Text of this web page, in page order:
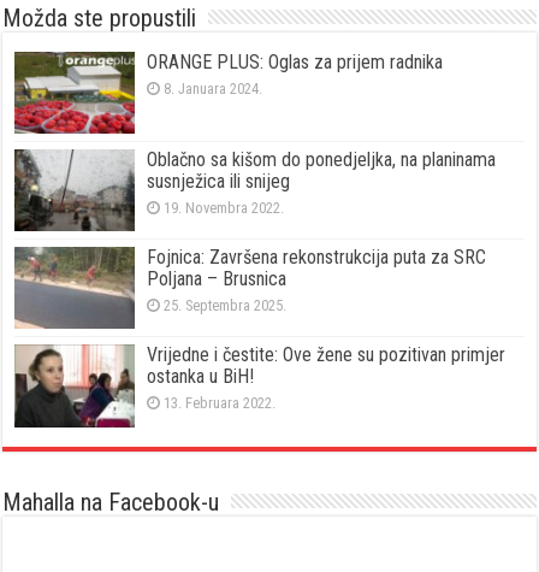
Možda ste propustili
ORANGE PLUS: Oglas za prijem radnika
8. Januara 2024.
Oblačno sa kišom do ponedjeljka, na planinama
susnježica ili snijeg
19. Novembra 2022.
Fojnica: Završena rekonstrukcija puta za SRC
Poljana – Brusnica
25. Septembra 2025.
Vrijedne i čestite: Ove žene su pozitivan primjer
ostanka u BiH!
13. Februara 2022.
Mahalla na Facebook-u